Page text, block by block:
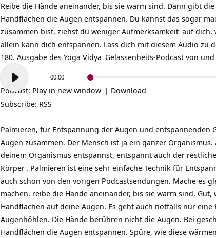
Reibe die Hände aneinander, bis sie warm sind. Dann gibt
Handflächen die Augen entspannen. Du kannst das sogar
zusammen bist, ziehst du weniger Aufmerksamkeit auf dich,
allein kann dich entspannen. Lass dich mit diesem Audio zu
180. Ausgabe des Yoga Vidya Gelassenheits-Podcast von
Audio-
Player
00:00
Podcast: Play in new window | Download
Subscribe: RSS
Palmieren, für Entspannung der Augen und entspannenden
Augen zusammen. Der Mensch ist ja ein ganzer
deinem Organismus entspannst, entspannt auch der
Körper . Palmieren ist eine sehr einfache Technik für
auch schon von den vorigen Podcastsendungen. Mache es
machen, reibe die Hände aneinander, bis sie warm sind.
Handflächen auf deine Augen. Es geht auch notfalls nur
Augenhöhlen. Die Hände berühren nicht die Augen. Bei
Handflächen die Augen entspannen. Spüre, wie diese